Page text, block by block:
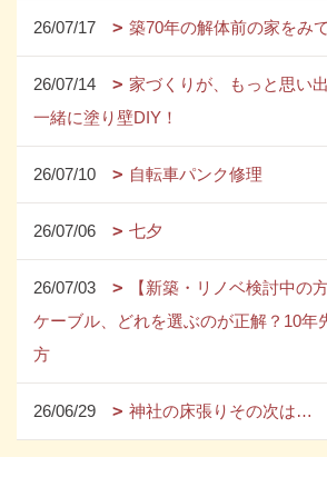
26/07/17 築70年の解体前の家をみ
26/07/14
家づくりが、もっと思い
一緒に塗り壁DIY！
26/07/10 自転車パンク修理
26/07/06 七夕
26/07/03
【新築・リノベ検討中の
ケーブル、どれを選ぶのが正解？10年
方
26/06/29 神社の床張りその次は…